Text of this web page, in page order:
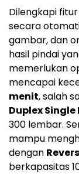
Dilengkapi fitur
secara
gambar, dan
hasil pindai
memerlukan
mencapai
menit, salah
Duplex Single
300 lembar.
mampu
dengan
berkapasitas